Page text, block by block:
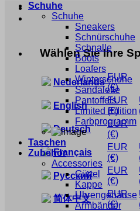
Wählen Sie Ihre
Nederlands
EUR
(€)
English
EUR
(€)
Deutsch
EUR
(€)
Français
EUR
(€)
Русский
EUR
(€)
简体中文
EUR
(€)
Schuhe
Schuhe
Sneakers
Schnürschuhe
Schnalle
Boots
Loafers
Winterschuhe
Sandalette
Pantoffels
Limited Edition
Farbprogramm
Taschen
Zubehör
Accessories
Gürtel
Kappe
Uhrengehäuse
Armbänder